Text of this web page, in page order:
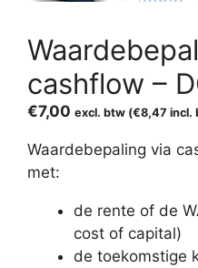
cashflow –
€7,00 excl. btw (€8,47 incl.
Waardebepaling via
met:
de rente of de
cost of capital)
de toekomstige